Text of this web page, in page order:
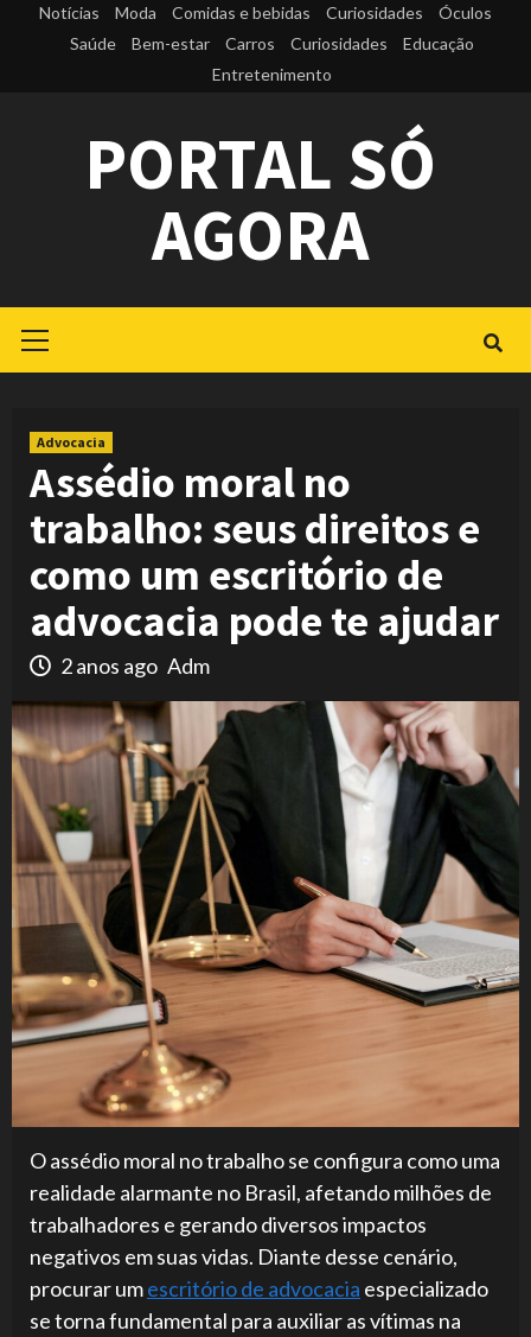
Notícias Moda Comidas e bebidas Curiosidades
Óculos
Saúde
Bem-estar Carros Curiosidades
Educação
Entretenimento
PORTAL SÓ
AGORA
Menu
Advocacia
Assédio moral no
trabalho: seus direitos e
como um escritório de
advocacia pode te ajudar
2 anos ago Adm
O assédio moral no trabalho se configura como uma
realidade alarmante no Brasil, afetando milhões de
trabalhadores e gerando diversos impactos
negativos em suas vidas. Diante desse cenário,
procurar umescritório de advocacia especializado
se torna fundamental para auxiliar as vítimas na